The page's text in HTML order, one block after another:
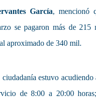
García, mencionó
se pagaron más de
aproximado de 340 mil.
estuvo
de 8:00 a 20:00